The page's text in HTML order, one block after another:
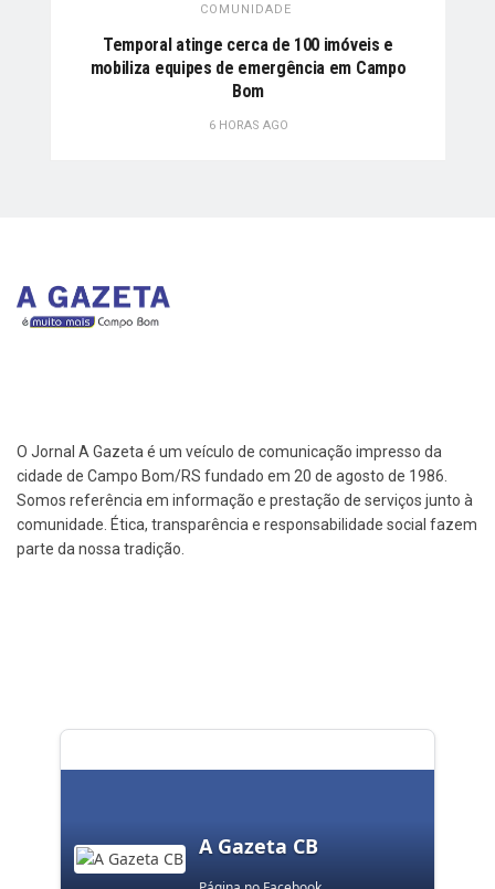
COMUNIDADE
Temporal atinge cerca de 100 imóveis e
mobiliza equipes de emergência em Campo
Bom
6 HORAS AGO
O Jornal A Gazeta é um veículo de comunicação impresso da
cidade de Campo Bom/RS fundado em 20 de agosto de 1986.
Somos referência em informação e prestação de serviços junto à
comunidade. Ética, transparência e responsabilidade social fazem
parte da nossa tradição.
A Gazeta CB